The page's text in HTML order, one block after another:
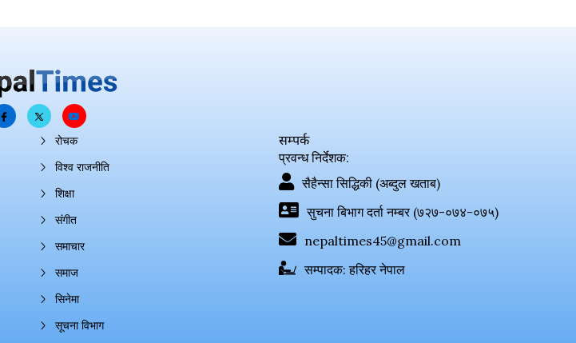
रोचक
विश्व राजनीति
शिक्षा
संगीत
समाचार
समाज
सिनेमा
सूचना विभाग
सम्पर्क
प्रवन्ध निर्देशक:
सैहैन्सा सिद्धिकी (अब्दुल खताब)
सुचना बिभाग दर्ता नम्बर (७२७-०७४-०७५)
nepaltimes45@gmail.com
सम्पादक: हरिहर नेपाल